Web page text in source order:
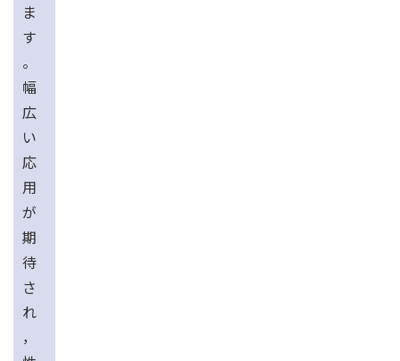
ま
す
。
幅
広
い
応
用
が
期
待
さ
れ
，